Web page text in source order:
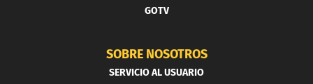
GOTV
SOBRE NOSOTROS
SERVICIO AL USUARIO